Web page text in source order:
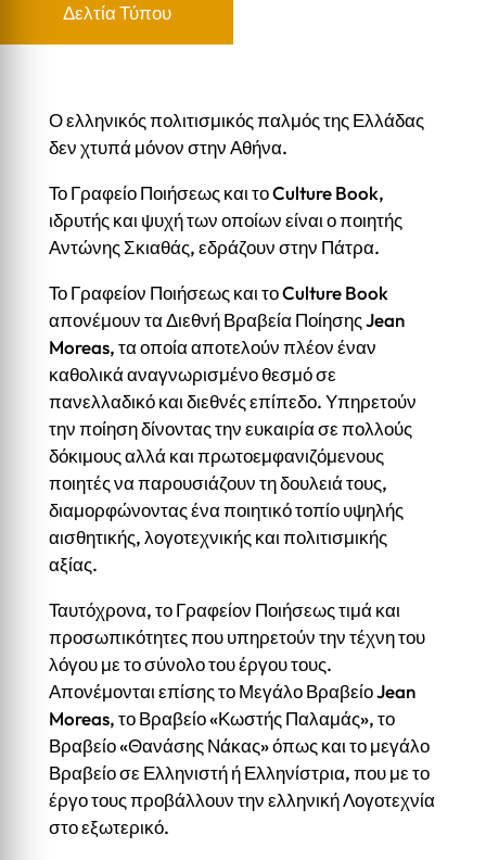
Δελτία Τύπου
Ο ελληνικός πολιτισμικός παλμός της Ελλάδας
δεν χτυπά μόνον στην Αθήνα.
Το Γραφείο Ποιήσεως και το Culture Book,
ιδρυτής και ψυχή των οποίων είναι ο ποιητής
Αντώνης Σκιαθάς, εδράζουν στην Πάτρα.
Το Γραφείον Ποιήσεως και το Culture Book
απονέμουν τα Διεθνή Βραβεία Ποίησης Jean
Moreas, τα οποία αποτελούν πλέον έναν
καθολικά αναγνωρισμένο θεσμό σε
πανελλαδικό και διεθνές επίπεδο. Υπηρετούν
την ποίηση δίνοντας την ευκαιρία σε πολλούς
δόκιμους αλλά και πρωτοεμφανιζόμενους
ποιητές να παρουσιάζουν τη δουλειά τους,
διαμορφώνοντας ένα ποιητικό τοπίο υψηλής
αισθητικής, λογοτεχνικής και πολιτισμικής
αξίας.
Ταυτόχρονα, το Γραφείον Ποιήσεως τιμά και
προσωπικότητες που υπηρετούν την τέχνη του
λόγου με το σύνολο του έργου τους.
Απονέμονται επίσης το Μεγάλο Βραβείο Jean
Moreas, το Βραβείο «Κωστής Παλαμάς», το
Βραβείο «Θανάσης Νάκας» όπως και το μεγάλο
Βραβείο σε Ελληνιστή ή Ελληνίστρια, που με το
έργο τους προβάλλουν την ελληνική Λογοτεχνία
στο εξωτερικό.